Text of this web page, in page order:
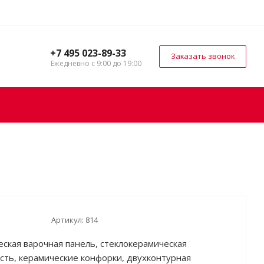
+7 495 023-89-33
Ежедневно с 9:00 до 19:00
Заказать звонок
Артикул: 814
варочная панель, стеклокерамическая
керамические конфорки, двухконтурная